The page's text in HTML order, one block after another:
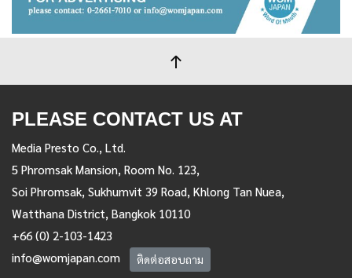
PLEASE CONTACT US AT
Media Presto Co., Ltd.
5 Phromsak Mansion, Room No. 123,
Soi Phromsak, Sukhumvit 39 Road, Khlong Tan Nuea,
Watthana District, Bangkok 10110
+66 (0) 2-103-1423
info@womjapan.com
ติดต่อสอบถาม